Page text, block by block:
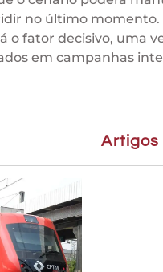
no último
o fator decisivo, uma
em campanhas
Artigos